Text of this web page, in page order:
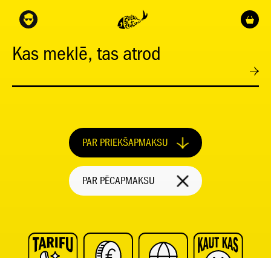
Kas meklē, tas atrod
PAR PRIEKŠAPMAKSU
PAR PĒCAPMAKSU